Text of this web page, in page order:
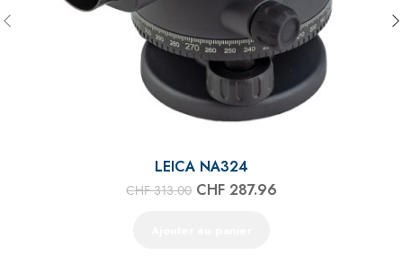
LEICA NA324
CHF313.00 CHF 287.96